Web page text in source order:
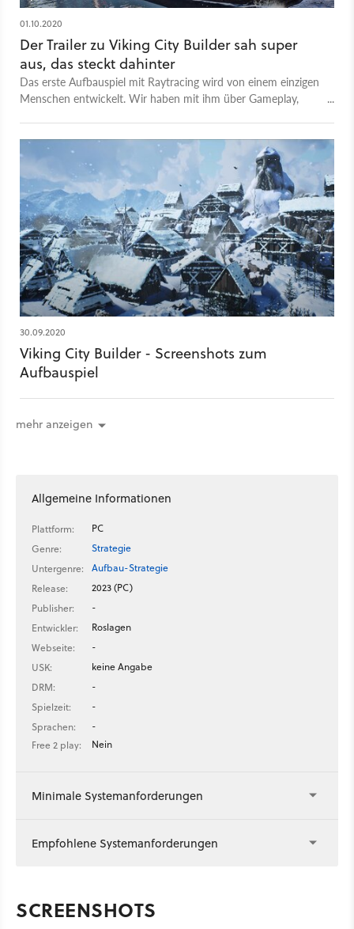
Laut Entwickler sollen dadurch bis zu 40 Prozent mehr
Leistung drin sein. Aber auch spielerisch verspricht Roslagen
so einiges für Viking City Builder.
01.10.2020
Der Trailer zu Viking City Builder sah super
aus, das steckt dahinter
Das erste Aufbauspiel mit Raytracing wird von einem einzigen
Menschen entwickelt. Wir haben mit ihm über Gameplay,
30.09.2020
Viking City Builder - Screenshots zum
Aufbauspiel
mehr anzeigen
Allgemeine Informationen
Plattform:
PC
Genre:
Strategie
Untergenre:
Aufbau-Strategie
Release:
2023 (PC)
Publisher:
-
Entwickler:
Roslagen
Webseite:
-
USK:
keine Angabe
DRM:
-
Spielzeit:
-
Sprachen:
-
Free 2 play:
Nein
Minimale Systemanforderungen
Empfohlene Systemanforderungen
SCREENSHOTS